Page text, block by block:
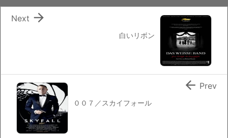
白いリボン

Next
００７／スカイフォール
 Prev